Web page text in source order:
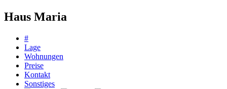
Haus Maria
#
Lage
Wohnungen
Preise
Kontakt
Sonstiges